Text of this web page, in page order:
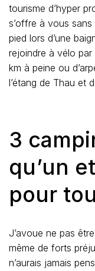
tourisme d’hyper
s’offre à vous
pied lors d’une
rejoindre à vélo
km à peine ou
l’étang de Thau et
3
qu’un
pour
J’avoue ne pas
même de forts
n’aurais jamais